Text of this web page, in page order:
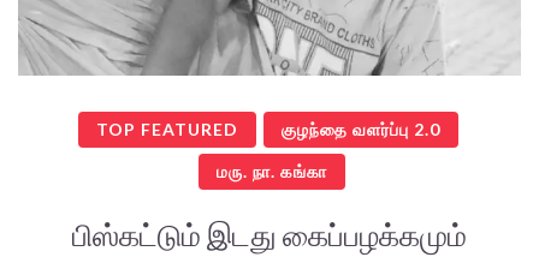
TOP FEATURED குழந்தை வளர்ப்பு 2.0
மரு. நா. கங்கா
பிஸ்கட்டும் இடது கைப்பழக்கமும்